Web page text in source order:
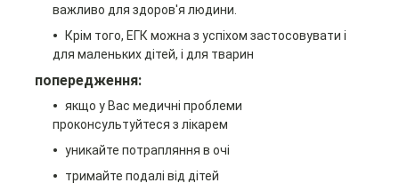
важливо для здоров'я людини.
Крім того, ЕГК можна з успіхом застосовувати і
для маленьких дітей, і для тварин
попередження:
якщо у Вас медичні проблеми
проконсультуйтеся з лікарем
уникайте потрапляння в очі
тримайте подалі від дітей